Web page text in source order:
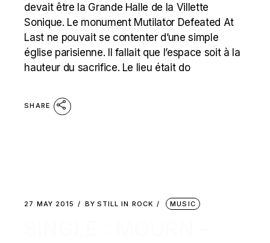
devait être la Grande Halle de la Villette
Sonique. Le monument Mutilator Defeated At
Last ne pouvait se contenter d’une simple
église parisienne. Il fallait que l’espace soit à la
hauteur du sacrifice. Le lieu était do
SHARE
27 MAY 2015 BY STILL IN ROCK MUSIC